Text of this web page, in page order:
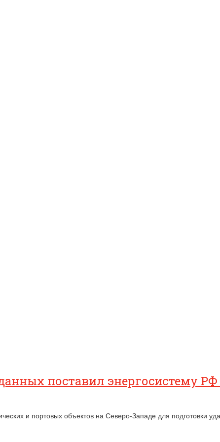
поставил энергосистему РФ
и портовых объектов на Северо-Западе для подготовки